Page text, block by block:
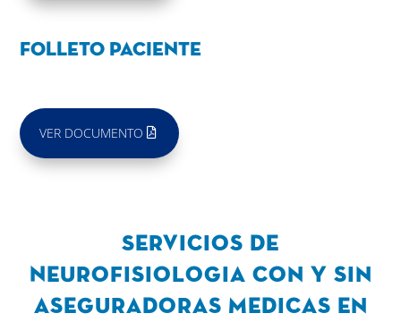
FOLLETO PACIENTE
VER DOCUMENTO
Servicios de
Neurofisiologia con y sin
aseguradoras Medicas en